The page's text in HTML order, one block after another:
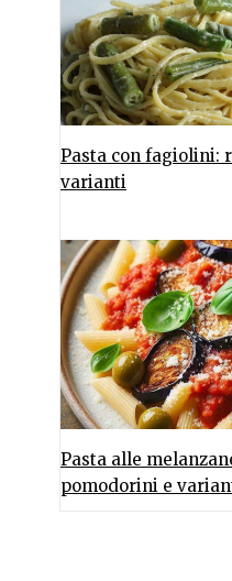
Pasta con fagiolini:
varianti
Pasta alle
pomodorini e